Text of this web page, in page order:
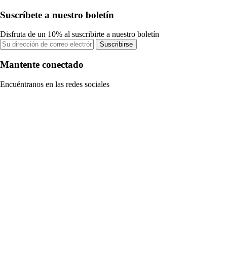
Suscríbete a nuestro boletín
Disfruta de un 10% al suscribirte a nuestro boletín
Suscribirse
Mantente conectado
Encuéntranos en las redes sociales